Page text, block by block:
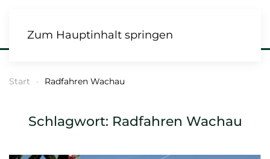
Zum Hauptinhalt springen
Start Radfahren Wachau
Schlagwort: Radfahren Wachau